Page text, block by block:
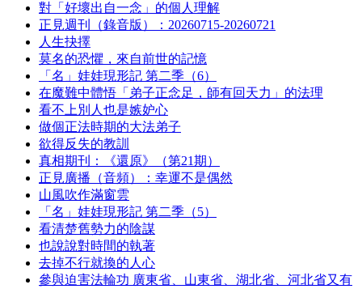
對「好壞出自一念」的個人理解
正見週刊（錄音版）：20260715-20260721
人生抉擇
莫名的恐懼，來自前世的記憶
「名」娃娃現形記 第二季（6）
在魔難中體悟「弟子正念足，師有回天力」的法理
看不上別人也是嫉妒心
做個正法時期的大法弟子
欲得反失的教訓
真相期刊：《還原》（第21期）
正見廣播（音頻）：幸運不是偶然
山風吹作滿窗雲
「名」娃娃現形記 第二季（5）
看清楚舊勢力的陰謀
也說說對時間的執著
去掉不行就換的人心
參與迫害法輪功 廣東省、山東省、湖北省、河北省又有